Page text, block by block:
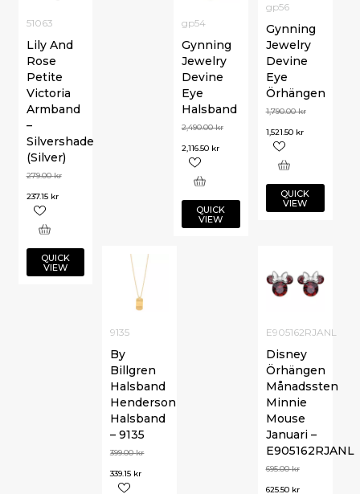
gp56
Gynning
Jewelry
Devine
Eye
Örhängen
1,790.00kr
1,521.50 kr
QUICK
VIEW
51063
Lily And
Rose
Petite
Victoria
Armband
–
Silvershade
(Silver)
279.00kr
237.15 kr
QUICK
VIEW
gp54
Gynning
Jewelry
Devine
Eye
Halsband
2,490.00kr
2,116.50 kr
QUICK
VIEW
9135
By
Billgren
Halsband
Henderson
Halsband
– 9135
399.00kr
339.15 kr
E905162RJANL
Disney
Örhängen
Månadssten
Minnie
Mouse
Januari –
E905162RJANL
695.00kr
625.50 kr